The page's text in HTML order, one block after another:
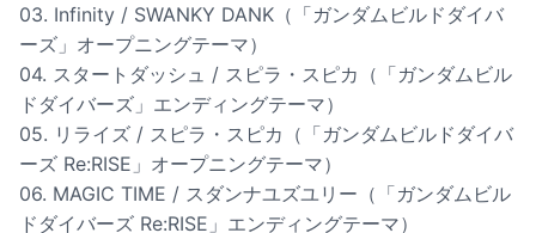
03. Infinity / SWANKY DANK（「ガンダムビルドダイバ
ーズ」オープニングテーマ）
04. スタートダッシュ / スピラ・スピカ（「ガンダムビル
ドダイバーズ」エンディングテーマ）
05. リライズ / スピラ・スピカ（「ガンダムビルドダイバ
ーズ Re:RISE」オープニングテーマ）
06. MAGIC TIME / スダンナユズユリー（「ガンダムビル
ドダイバーズ Re:RISE」エンディングテーマ）